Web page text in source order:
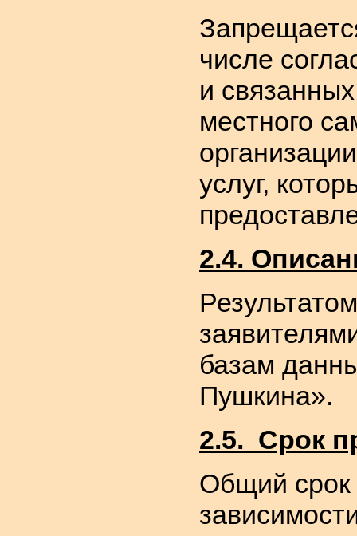
числе
и
местного
услуг,
2.4.
базам
Пушкина».
2.5. Срок
Общий срок